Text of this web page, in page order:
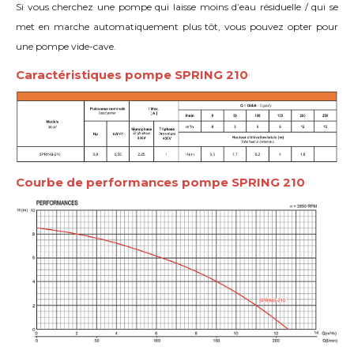
Si vous cherchez une pompe qui laisse moins d’eau résiduelle / qui se
met en marche automatiquement plus tôt, vous pouvez opter pour
une pompe vide-cave.
Caractéristiques pompe SPRING 210
Courbe de performances pompe SPRING 210